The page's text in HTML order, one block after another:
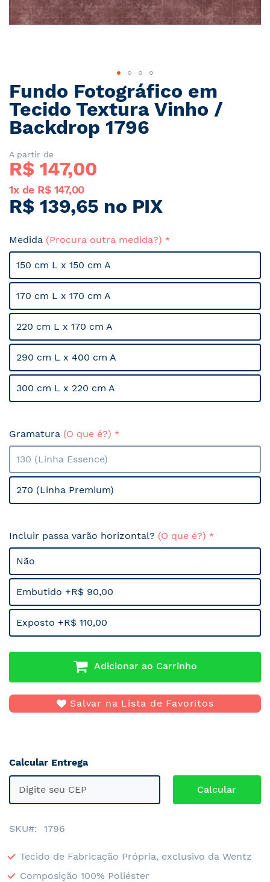
Saltar
para
o
início
Galeria
de
imagens
Fundo Fotográfico em
Tecido Textura Vinho /
Backdrop 1796
A partir de
R$ 147,00
1x de R$ 147,00
R$ 139,65 no PIX
Medida (Procura outra medida?)
150 cm L x 150 cm A
170 cm L x 170 cm A
220 cm L x 170 cm A
290 cm L x 400 cm A
300 cm L x 220 cm A
Gramatura (O que é?)
130 (Linha Essence)
270 (Linha Premium)
Incluir passa varão horizontal? (O que é?)
Não
Embutido +R$ 90,00
Exposto +R$ 110,00
Adicionar ao Carrinho
Salvar na Lista de Favoritos
Calcular Entrega
SKU 1796
Tecido de Fabricação Própria, exclusivo da Wentz
Composição 100% Poliéster